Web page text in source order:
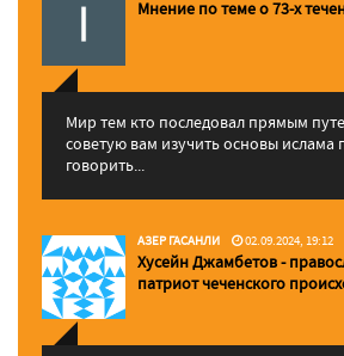
Мнение по теме о 73-х
Мир тем кто последовал прямым
советую вам изучить основы ислама
говорить...
АЗЕР ГАСАНЛИ 02.09.2024, 19:12
Хусейн Джамбетов -
патриот чеченского